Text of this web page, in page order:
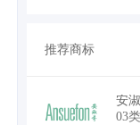
推荐商标
03类